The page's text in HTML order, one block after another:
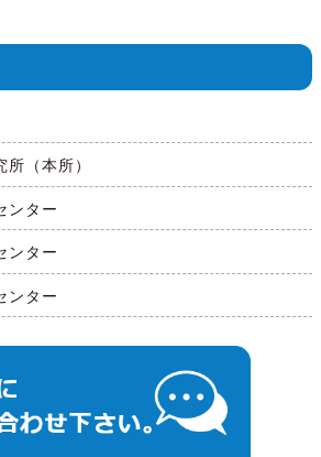
（本所）
ンター
ンター
ンター